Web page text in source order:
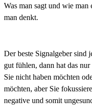
Was man sagt und wie man
man denkt.
Der beste Signalgeber sind
gut fühlen, dann hat das
Sie nicht haben möchten
möchten, aber Sie
negative und somit